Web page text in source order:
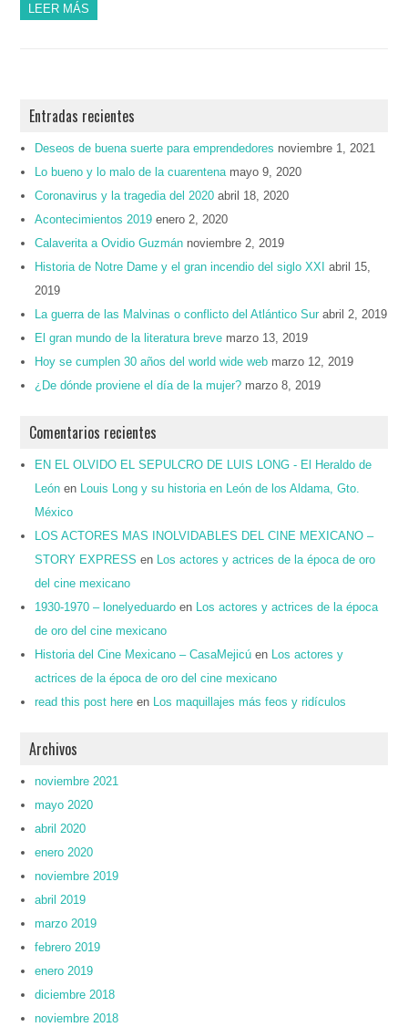
LEER MÁS
Entradas recientes
Deseos de buena suerte para emprendedores noviembre 1, 2021
Lo bueno y lo malo de la cuarentena mayo 9, 2020
Coronavirus y la tragedia del 2020 abril 18, 2020
Acontecimientos 2019 enero 2, 2020
Calaverita a Ovidio Guzmán noviembre 2, 2019
Historia de Notre Dame y el gran incendio del siglo XXI
abril 15,
2019
La guerra de las Malvinas o conflicto del Atlántico Sur abril 2, 2019
El gran mundo de la literatura breve marzo 13, 2019
Hoy se cumplen 30 años del world wide web marzo 12, 2019
¿De dónde proviene el día de la mujer? marzo 8, 2019
Comentarios recientes
EN EL OLVIDO EL SEPULCRO DE LUIS LONG - El Heraldo de
León en
Louis Long y su historia en León de los Aldama, Gto.
México
LOS ACTORES MAS INOLVIDABLES DEL CINE MEXICANO –
STORY EXPRESS en
Los actores y actrices de la época de oro
del cine mexicano
1930-1970 – lonelyeduardo en
Los actores y actrices de la época
de oro del cine mexicano
Historia del Cine Mexicano – CasaMejicú en
Los actores y
actrices de la época de oro del cine mexicano
read this post here en Los maquillajes más feos y ridículos
Archivos
noviembre 2021
mayo 2020
abril 2020
enero 2020
noviembre 2019
abril 2019
marzo 2019
febrero 2019
enero 2019
diciembre 2018
noviembre 2018